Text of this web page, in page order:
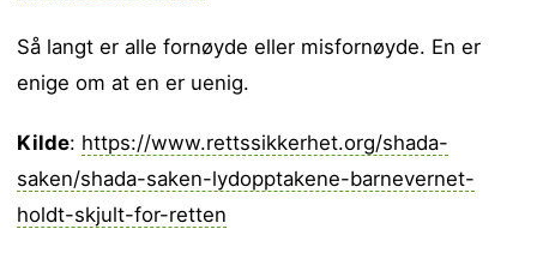
Så langt er alle fornøyde eller misfornøyde. En er
enige om at en er uenig.
Kilde: https://www.rettssikkerhet.org/shada-
saken/shada-saken-lydopptakene-barnevernet-
holdt-skjult-for-retten